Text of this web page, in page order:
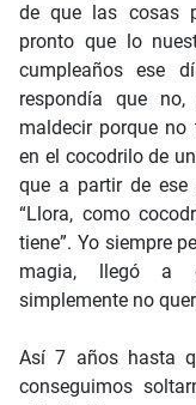
de que las cosas
pronto que lo
cumpleaños ese
respondía que
maldecir porque
en el cocodrilo de
que a partir de ese
“Llora, como
tiene”. Yo siempre
magia, llegó a
simplemente no
Así 7 años hasta
conseguimos